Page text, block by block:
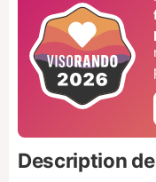
Description